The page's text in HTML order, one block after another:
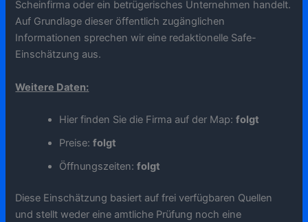
Scheinfirma oder ein betrügerisches Unternehmen handelt.
Auf Grundlage dieser öffentlich zugänglichen
Informationen sprechen wir eine redaktionelle Safe-
Einschätzung aus.
Weitere Daten:
Hier finden Sie die Firma auf der Map:folgt
Preise:folgt
Öffnungszeiten:folgt
Diese Einschätzung basiert auf frei verfügbaren Quellen
und stellt weder eine amtliche Prüfung noch eine